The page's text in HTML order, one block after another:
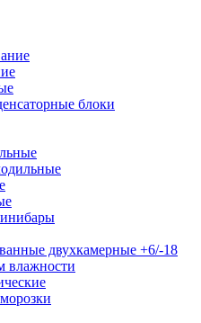
блоки
двухкамерные +6/-18
влажности